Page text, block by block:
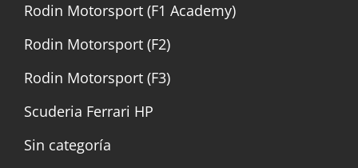
Rodin Motorsport (F1 Academy)
Rodin Motorsport (F2)
Rodin Motorsport (F3)
Scuderia Ferrari HP
Sin categoría